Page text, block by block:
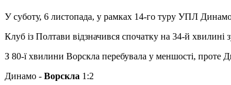
У суботу, 6 листопада, у рамках 14-го туру УПЛ
Клуб із Полтави відзначився спочатку на 34-й хвилині
З 80-ї хвилини Ворскла перебувала у меншості, проте
Динамо - Ворскла 1:2